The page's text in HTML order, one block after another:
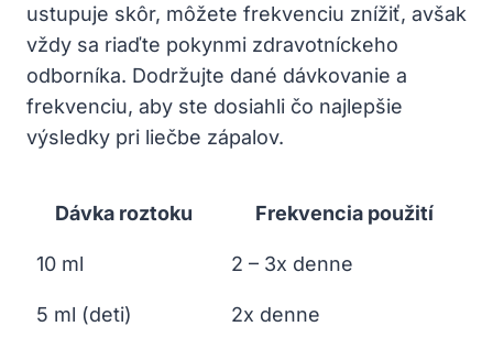
ustupuje skôr, môžete frekvenciu znížiť, avšak
vždy sa riaďte pokynmi zdravotníckeho
odborníka. Dodržujte dané dávkovanie a
frekvenciu, aby ste dosiahli čo najlepšie
výsledky pri liečbe zápalov.
Dávka roztoku Frekvencia použití
10 ml 2 – 3x denne
5 ml (deti) 2x denne